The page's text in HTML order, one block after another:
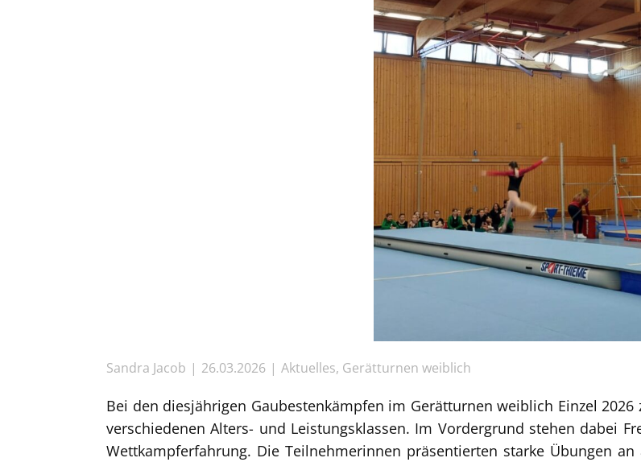
Sandra Jacob 26.03.2026 Aktuelles, Gerätturnen weiblich
Bei den diesjährigen Gaubestenkämpfen im Gerätturnen weiblich Einzel
verschiedenen Alters- und Leistungsklassen. Im Vordergrund stehen dabei
Wettkampferfahrung. Die Teilnehmerinnen präsentierten starke Übungen